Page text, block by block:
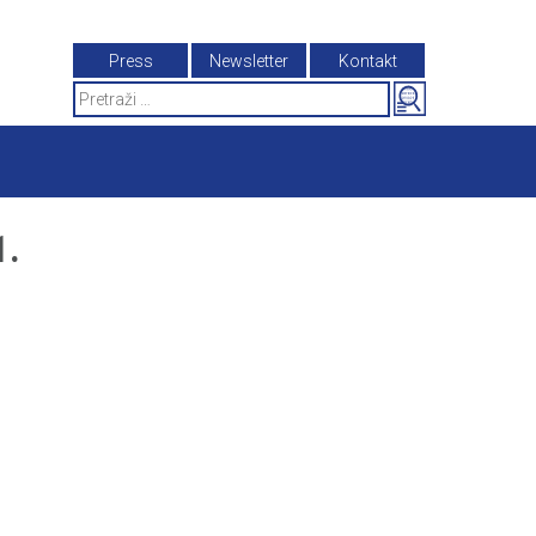
Press Newsletter
Kontakt
Search
for: